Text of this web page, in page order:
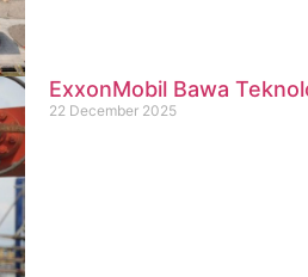
ExxonMobil Bawa
22 December 2025